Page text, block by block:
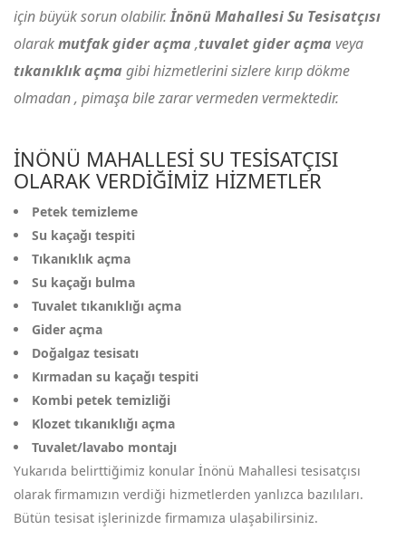
için büyük sorun olabilir.İnönü Mahallesi Su Tesisatçısı
olarakmutfak gider açma ,tuvalet gider açma veya
tıkanıklık açma gibi hizmetlerini sizlere kırıp dökme
olmadan , pimaşa bile zarar vermeden vermektedir.
İNÖNÜ MAHALLESI SU TESISATÇISI
OLARAK VERDIĞIMIZ HIZMETLER
Petek temizleme
Su kaçağı tespiti
Tıkanıklık açma
Su kaçağı bulma
Tuvalet tıkanıklığı açma
Gider açma
Doğalgaz tesisatı
Kırmadan su kaçağı tespiti
Kombi petek temizliği
Klozet tıkanıklığı açma
Tuvalet/lavabo montajı
Yukarıda belirttiğimiz konular İnönü Mahallesi tesisatçısı
olarak firmamızın verdiği hizmetlerden yanlızca bazılıları.
Bütün tesisat işlerinizde firmamıza ulaşabilirsiniz.